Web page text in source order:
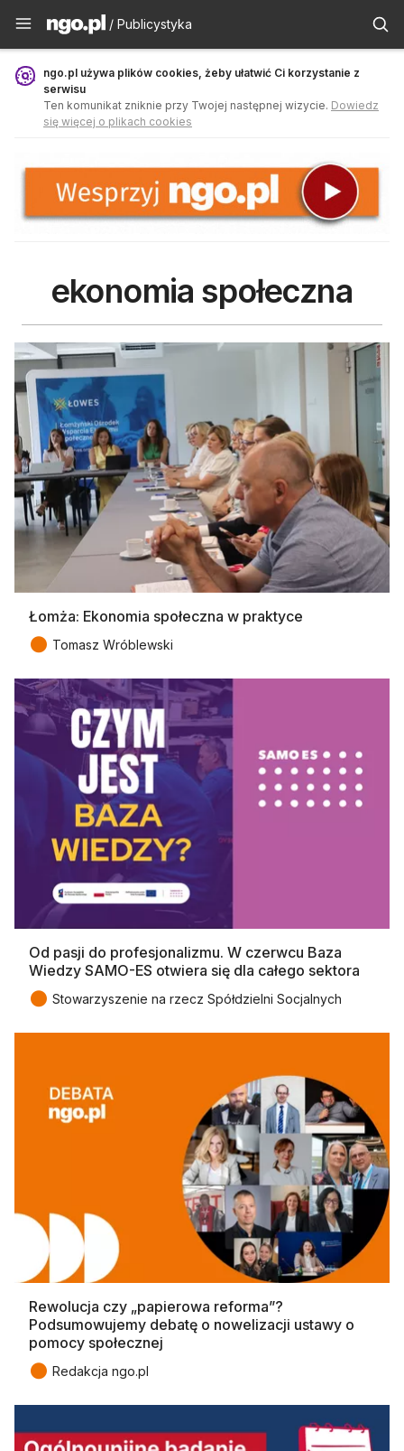
Publicystyka - ngo.pl
/ Publicystyka
ngo.pl używa plików cookies, żeby ułatwić Ci korzystanie z
serwisu
Ten komunikat zniknie przy Twojej następnej wizycie. Dowiedz
się więcej o plikach cookies
ekonomia społeczna
Łomża: Ekonomia społeczna w praktyce
● Tomasz Wróblewski
Od pasji do profesjonalizmu. W czerwcu Baza
Wiedzy SAMO-ES otwiera się dla całego sektora
● Stowarzyszenie na rzecz Spółdzielni Socjalnych
Rewolucja czy „papierowa reforma”?
Podsumowujemy debatę o nowelizacji ustawy o
pomocy społecznej
● Redakcja ngo.pl